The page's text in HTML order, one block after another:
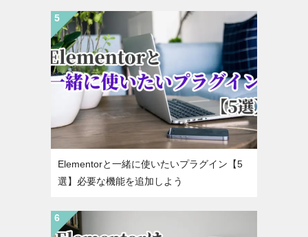
Elementorと一緒に使いたいプラグイン【5
選】必要な機能を追加しよう